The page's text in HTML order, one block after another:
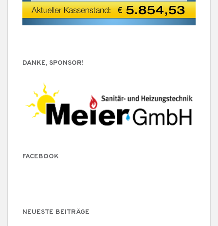
DANKE, SPONSOR!
FACEBOOK
NEUESTE BEITRÄGE